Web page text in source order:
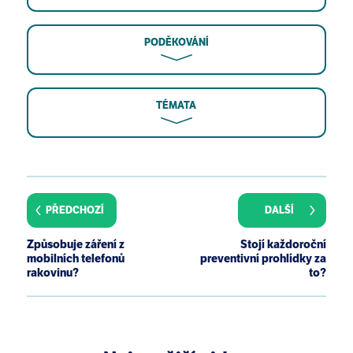
PODĚKOVÁNÍ
TÉMATA
3;103(15):1146-7.
Cousin ME, Siegrist M. Cell phones and health
concerns: impact of knowledge and voluntary
precautionary recommendations. Risk Anal. 2011
Feb;31(2):301-11.
Dolan M, Rowley J. The precautionary principle in
PŘEDCHOZÍ
Způsobuje záření z
mobilních telefonů
rakovinu?
Stojí každoroční
preventivní prohlídky za
to?
DALŠÍ